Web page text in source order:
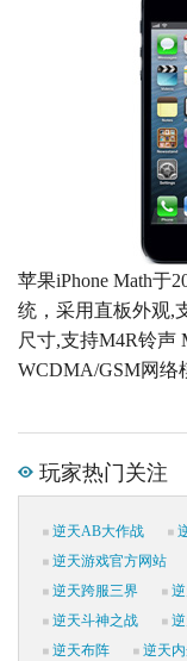
苹果iPhone Math于
统，采用直板外观,
尺寸,支持M4R铃声
WCDMA/GSM网络
玩家热门关注
逆天AB大作战
逆天游戏官方网站
逆天跨服三界
逆天斗神之战
逆天布阵
逆天